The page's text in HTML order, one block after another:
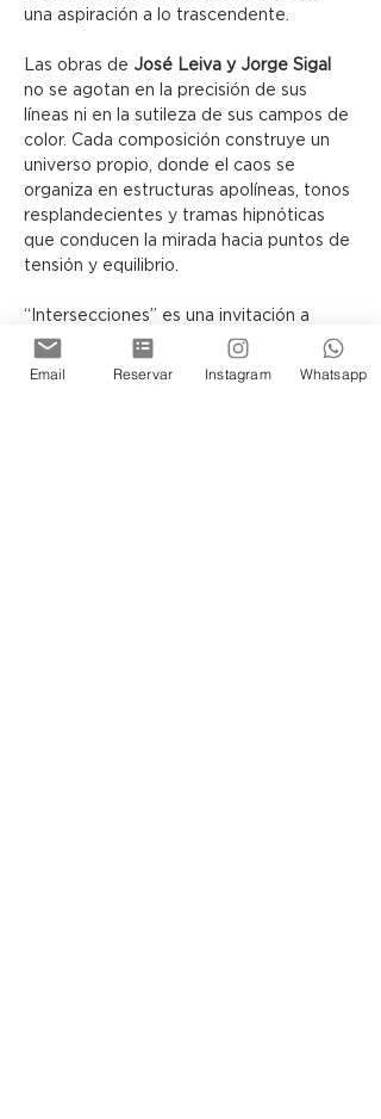
una aspiración a lo trascendente.
Las obras de José Leiva y Jorge Sigal
no se agotan en la precisión de sus
líneas ni en la sutileza de sus campos de
color. Cada composición construye un
universo propio, donde el caos se
organiza en estructuras apolíneas, tonos
resplandecientes y tramas hipnóticas
que conducen la mirada hacia puntos de
tensión y equilibrio.
“Intersecciones” es una invitación a
contemplar cómo, a través del lenguaje
abstracto, el lienzo puede
Email Reservar Instagram Whatsapp